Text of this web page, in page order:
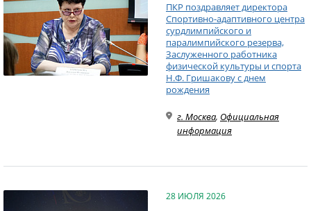
ПКР поздравляет директора
Спортивно-адаптивного центра
сурдлимпийского и
паралимпийского резерва,
Заслуженного работника
физической культуры и спорта
Н.Ф. Гришакову с днем
рождения
г. Москва, Официальная
информация
28 ИЮЛЯ 2026